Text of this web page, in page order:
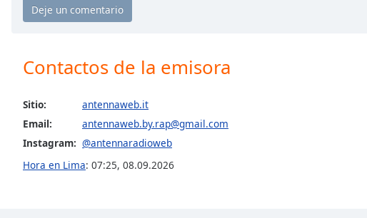
Color
Opacity
Contactos de la emisora
Sitio:
antennaweb.it
Email:
antennaweb.by.rap@gmail.com
Instagram: @antennaradioweb
Hora en Lima: 07:25, 08.09.2026